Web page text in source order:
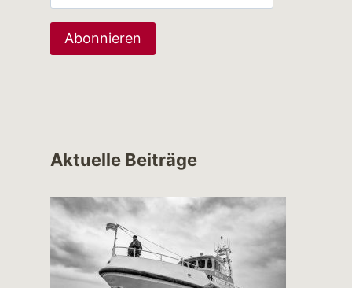
Aktuelle Beiträge